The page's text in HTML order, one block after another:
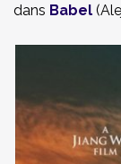
dans Babel